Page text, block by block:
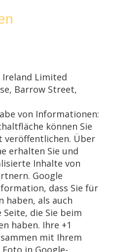
Limited
Barrow Street,
von Informationen:
können Sie
Über
erhalten Sie und
Inhalte von
Google
dass Sie für
haben, als auch
die Sie beim
haben. Ihre +1
mit Ihrem
in Google-